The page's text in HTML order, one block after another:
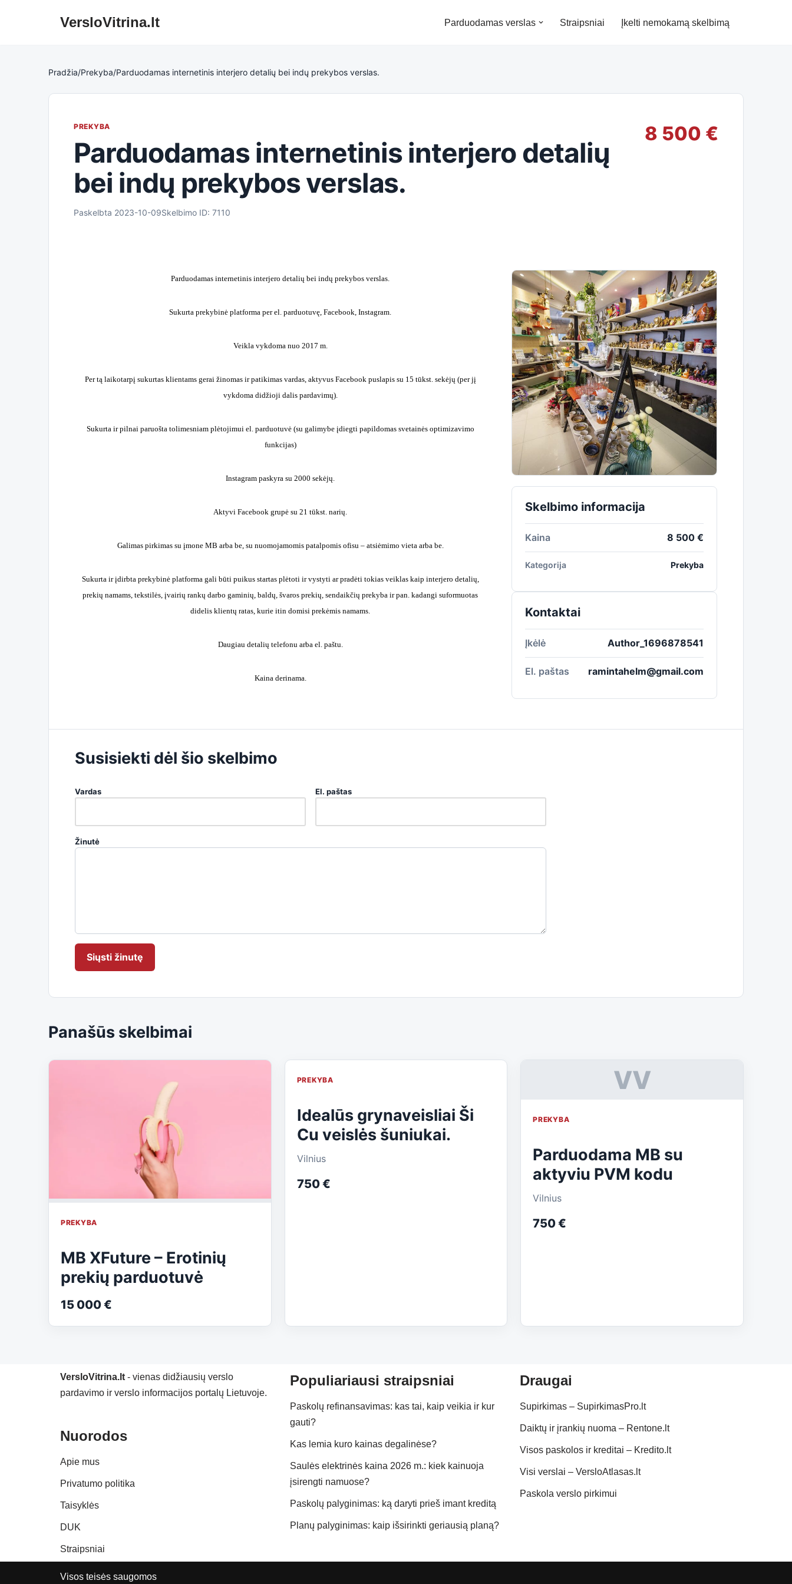
VersloVitrina.lt Parduodamas verslas Straipsniai Įkelti nemokamą skelbimą
Pradžia/Prekyba/Parduodamas internetinis interjero detalių bei indų prekybos verslas.
PREKYBA
Parduodamas internetinis interjero detalių
bei indų prekybos verslas.
Paskelbta 2023-10-09Skelbimo ID: 7110
8 500 €
Parduodamas internetinis interjero detalių bei indų prekybos verslas.
Sukurta prekybinė platforma per el. parduotuvę, Facebook, Instagram.
Veikla vykdoma nuo 2017 m.
Per tą laikotarpį sukurtas klientams gerai žinomas ir patikimas vardas, aktyvus Facebook puslapis su 15 tūkst. sekėjų (per jį
vykdoma didžioji dalis pardavimų).
Sukurta ir pilnai paruošta tolimesniam plėtojimui el. parduotuvė (su galimybe įdiegti papildomas svetainės optimizavimo
funkcijas)
Instagram paskyra su 2000 sekėjų.
Aktyvi Facebook grupė su 21 tūkst. narių.
Galimas pirkimas su įmone MB arba be, su nuomojamomis patalpomis ofisu – atsiėmimo vieta arba be.
Sukurta ir įdirbta prekybinė platforma gali būti puikus startas plėtoti ir vystyti ar pradėti tokias veiklas kaip interjero detalių,
prekių namams, tekstilės, įvairių rankų darbo gaminių, baldų, švaros prekių, sendaikčių prekyba ir pan. kadangi suformuotas
didelis klientų ratas, kurie itin domisi prekėmis namams.
Daugiau detalių telefonu arba el. paštu.
Kaina derinama.
Skelbimo informacija
Kaina 8 500 €
Kategorija Prekyba
Kontaktai
Įkėlė Author_1696878541
El. paštas ramintahelm@gmail.com
Susisiekti dėl šio skelbimo
Vardas El. paštas
Žinutė
Siųsti žinutę
Panašūs skelbimai
PREKYBA
MB XFuture – Erotinių
prekių parduotuvė
15 000 €
PREKYBA
Idealūs grynaveisliai Ši
Cu veislės šuniukai.
Vilnius
750 €
VV
PREKYBA
Parduodama MB su
aktyviu PVM kodu
Vilnius
750 €
VersloVitrina.lt - vienas didžiausių verslo
pardavimo ir verslo informacijos portalų Lietuvoje.
Nuorodos
Apie mus
Privatumo politika
Taisyklės
DUK
Straipsniai
Populiariausi straipsniai
Paskolų refinansavimas: kas tai, kaip veikia ir kur
gauti?
Kas lemia kuro kainas degalinėse?
Saulės elektrinės kaina 2026 m.: kiek kainuoja
įsirengti namuose?
Paskolų palyginimas: ką daryti prieš imant kreditą
Planų palyginimas: kaip išsirinkti geriausią planą?
Draugai
Supirkimas – SupirkimasPro.lt
Daiktų ir įrankių nuoma – Rentone.lt
Visos paskolos ir kreditai – Kredito.lt
Visi verslai – VersloAtlasas.lt
Paskola verslo pirkimui
Visos teisės saugomos